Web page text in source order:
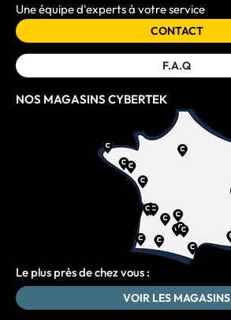
Une équipe d'experts à votre service
CONTACT
F.A.Q
NOS MAGASINS CYBERTEK
Le plus près de chez vous :
VOIR LES MAGASINS